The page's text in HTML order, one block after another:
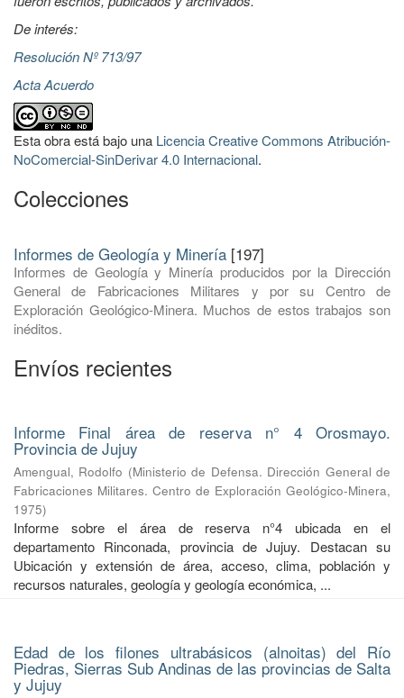
De interés:
Resolución Nº 713/97
Acta Acuerdo
Esta obra está bajo una Licencia Creative Commons Atribución-
NoComercial-SinDerivar 4.0 Internacional.
Colecciones
Informes de Geología y Minería [197]
Informes de Geología y Minería producidos por la Dirección
General de Fabricaciones Militares y por su Centro de
Exploración Geológico-Minera. Muchos de estos trabajos son
inéditos.
Envíos recientes
Informe Final área de reserva n° 4 Orosmayo.
Provincia de Jujuy
Amengual, Rodolfo (Ministerio de Defensa. Dirección General de
Fabricaciones Militares. Centro de Exploración Geológico-Minera,
1975)
Informe sobre el área de reserva n°4 ubicada en el
departamento Rinconada, provincia de Jujuy. Destacan su
Ubicación y extensión de área, acceso, clima, población y
recursos naturales, geología y geología económica, ...
Edad de los filones ultrabásicos (alnoitas) del Río
Piedras, Sierras Sub Andinas de las provincias de Salta
y Jujuy